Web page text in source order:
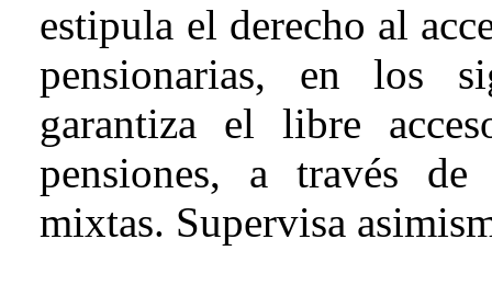
estipula el derecho al
pensionarias, en los
garantiza el libre
pensiones, a través
mixtas. Supervisa